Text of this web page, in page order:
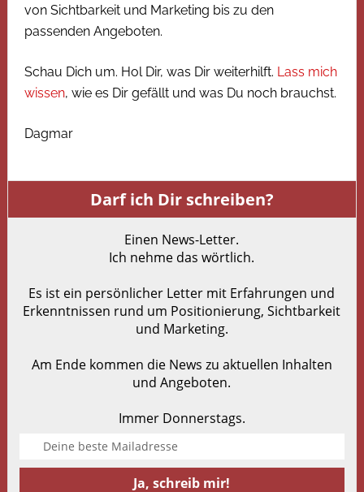
von Sichtbarkeit und Marketing bis zu den
passenden Angeboten.
Schau Dich um. Hol Dir, was Dir weiterhilft. Lass mich
wissen, wie es Dir gefällt und was Du noch brauchst.
Dagmar
Darf ich Dir schreiben?
Einen News-Letter.
Ich nehme das wörtlich.
Es ist ein persönlicher Letter mit Erfahrungen und
Erkenntnissen rund um Positionierung, Sichtbarkeit
und Marketing.
Am Ende kommen die News zu aktuellen Inhalten
und Angeboten.
Immer Donnerstags.